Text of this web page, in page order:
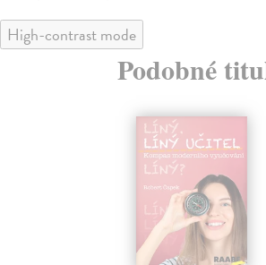
High-contrast mode
Podobné